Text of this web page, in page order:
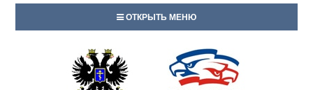
ОТКРЫТЬ МЕНЮ